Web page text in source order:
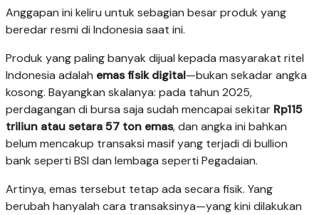
Anggapan ini keliru untuk sebagian besar produk yang
beredar resmi di Indonesia saat ini.
Produk yang paling banyak dijual kepada masyarakat ritel
Indonesia adalah emas fisik digital—bukan sekadar angka
kosong. Bayangkan skalanya: pada tahun 2025,
perdagangan di bursa saja sudah mencapai sekitar Rp115
triliun atau setara 57 ton emas, dan angka ini bahkan
belum mencakup transaksi masif yang terjadi di bullion
bank seperti BSI dan lembaga seperti Pegadaian.
Artinya, emas tersebut tetap ada secara fisik. Yang
berubah hanyalah cara transaksinya—yang kini dilakukan